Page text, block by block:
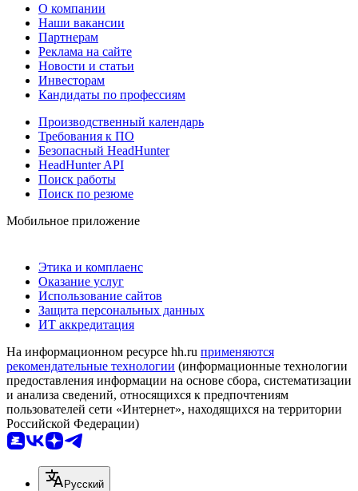
О компании
Наши вакансии
Партнерам
Реклама на сайте
Новости и статьи
Инвесторам
Кандидаты по профессиям
Производственный календарь
Требования к ПО
Безопасный HeadHunter
HeadHunter API
Поиск работы
Поиск по резюме
Мобильное приложение
Этика и комплаенс
Оказание услуг
Использование сайтов
Защита персональных данных
ИТ аккредитация
На информационном ресурсе hh.ru применяются
рекомендательные технологии (информационные технологии
предоставления информации на основе сбора, систематизации
и анализа сведений, относящихся к предпочтениям
пользователей сети «Интернет», находящихся на территории
Российской Федерации)
Русский